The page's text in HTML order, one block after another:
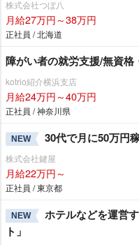
株式会社つぼ八
月給27万円～38万円
正社員 / 北海道
障がい者の就労支援/無資
kotrio紹介横浜支店
月給24万円～40万円
正社員 / 神奈川県
NEW 30代で月に50万円
株式会社鍵屋
月給22万円～
正社員 / 東京都
NEW
ホテルなどを運営
ト」